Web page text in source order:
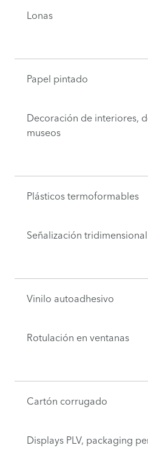
Lonas
Papel pintado
Decoración de interiores,
museos
Plásticos termoformables
Señalización tridimensional
Vinilo autoadhesivo
Rotulación en ventanas
Cartón corrugado
Displays PLV, packaging